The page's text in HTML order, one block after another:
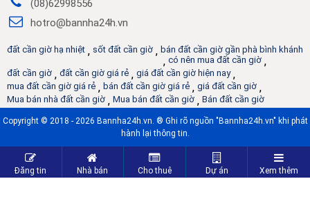
(08)62998556
hotro@bannha24h.vn
đất cần giờ hạ nhiệt , sốt đất cần giờ , bán đất cần giờ gần phà bình khánh
, có nên mua đất cần giờ ,
đất cần giờ , đất cần giờ giá rẻ , giá đất cần giờ hiện nay,
mua đất cần giờ giá rẻ , bán đất cần giờ giá rẻ , giá đất cần giờ ,
Mua bán nhà đất cần giờ , Mua bán đất cần giờ , Bán đất cần giờ
Copyright © 2018 - 2026 Bannha24h.vn. ® Ghi rõ nguồn "Bannha24h.vn" khi phát
hành lại thông tin.
Đăng tin Nhà bán Cho thuê Dự án Xem thêm